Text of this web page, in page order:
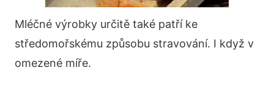
Mléčné výrobky určitě také patří ke
středomořskému způsobu stravování. I když v
omezené míře.